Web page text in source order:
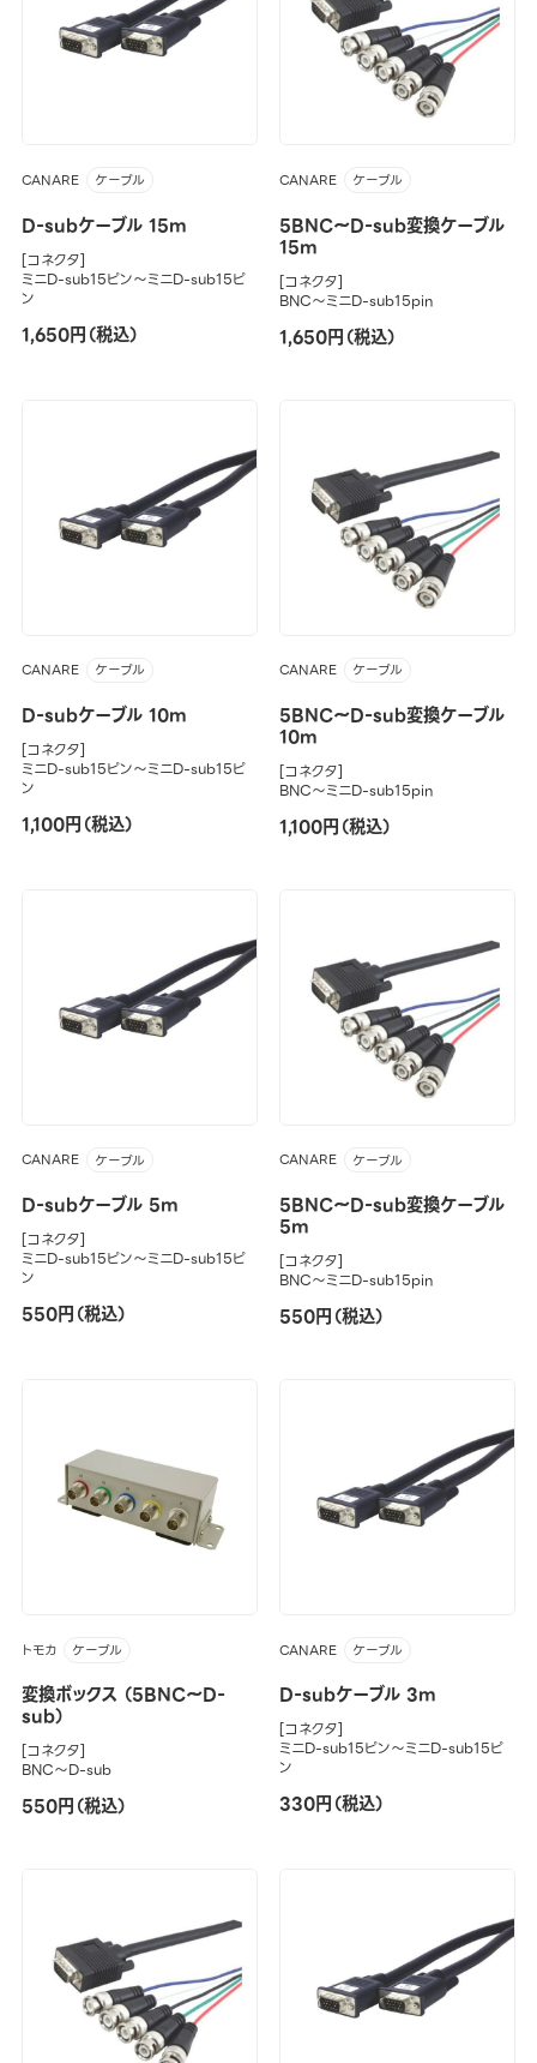
CANARE ケーブル
D-subケーブル 15m
[コネクタ]
ミニD-sub15ピン～ミニD-sub15ピ
ン
1,650円（税込）
CANARE ケーブル
5BNC～D-sub変換ケーブル
15m
[コネクタ]
BNC～ミニD-sub15pin
1,650円（税込）
CANARE ケーブル
D-subケーブル 10m
[コネクタ]
ミニD-sub15ピン～ミニD-sub15ピ
ン
1,100円（税込）
CANARE ケーブル
5BNC～D-sub変換ケーブル
10m
[コネクタ]
BNC～ミニD-sub15pin
1,100円（税込）
CANARE ケーブル
D-subケーブル 5m
[コネクタ]
ミニD-sub15ピン～ミニD-sub15ピ
ン
550円（税込）
CANARE ケーブル
5BNC～D-sub変換ケーブル
5m
[コネクタ]
BNC～ミニD-sub15pin
550円（税込）
トモカ ケーブル
変換ボックス （5BNC～D-
sub）
[コネクタ]
BNC～D-sub
550円（税込）
CANARE ケーブル
D-subケーブル 3m
[コネクタ]
ミニD-sub15ピン～ミニD-sub15ピ
ン
330円（税込）